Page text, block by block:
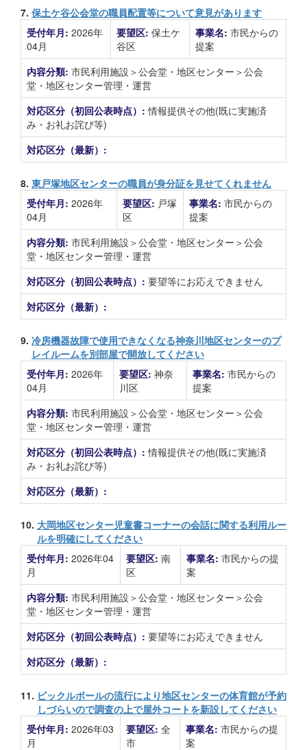
7. 保土ケ谷公会堂の職員配置等について意見があります
受付年月: 2026年
04月
要望区: 保土ケ
谷区
事業名: 市民からの
提案
内容分類: 市民利用施設＞公会堂・地区センター＞公会
堂・地区センター管理・運営
対応区分（初回公表時点）:情報提供その他(既に実施済
み・お礼お詫び等)
対応区分（最新）:
8. 東戸塚地区センターの職員が身分証を見せてくれません
受付年月: 2026年
04月
要望区: 戸塚
区
事業名: 市民からの
提案
内容分類: 市民利用施設＞公会堂・地区センター＞公会
堂・地区センター管理・運営
対応区分（初回公表時点）: 要望等にお応えできません
対応区分（最新）:
9. 冷房機器故障で使用できなくなる神奈川地区センターのプ
レイルームを別部屋で開放してください
受付年月: 2026年
04月
要望区: 神奈
川区
事業名: 市民からの
提案
内容分類: 市民利用施設＞公会堂・地区センター＞公会
堂・地区センター管理・運営
対応区分（初回公表時点）:情報提供その他(既に実施済
み・お礼お詫び等)
対応区分（最新）:
10. 大岡地区センター児童書コーナーの会話に関する利用ルー
ルを明確にしてください
受付年月: 2026年04
月
要望区: 南
区
事業名: 市民からの提
案
内容分類: 市民利用施設＞公会堂・地区センター＞公会
堂・地区センター管理・運営
対応区分（初回公表時点）: 要望等にお応えできません
対応区分（最新）:
11. ピックルボールの流行により地区センターの体育館が予約
しづらいので調査の上で屋外コートを新設してください
受付年月: 2026年03
月
要望区: 全
市
事業名: 市民からの提
案